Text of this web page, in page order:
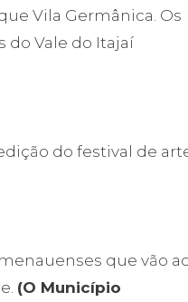
Vila Germânica. Os
do Vale do Itajaí
do festival de
que vão
(O Município